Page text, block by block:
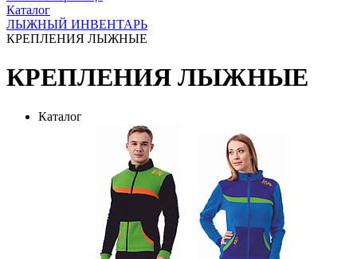
Каталог
ЛЫЖНЫЙ ИНВЕНТАРЬ
КРЕПЛЕНИЯ ЛЫЖНЫЕ
КРЕПЛЕНИЯ ЛЫЖНЫЕ
Каталог